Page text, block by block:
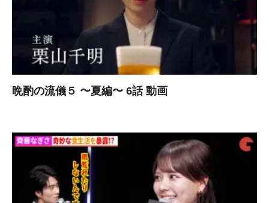
晩酌の流儀５ 〜夏編〜 6話 動画